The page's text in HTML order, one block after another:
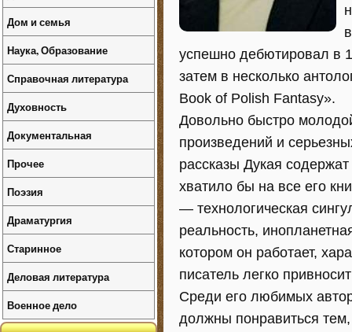
успешно дебютировал в
затем в несколько
Book of Polish Fantasy».
Довольно быстро
произведений и
рассказы Дукая
хватило бы на все его
— технологическая
реальность,
котором он работает,
писатель легко
Среди его любимых
должны понравиться
Дом и семья
Наука, Образование
Справочная литература
Духовность
Документальная
Прочее
Поэзия
Драматургия
Старинное
Деловая литература
Военное дело